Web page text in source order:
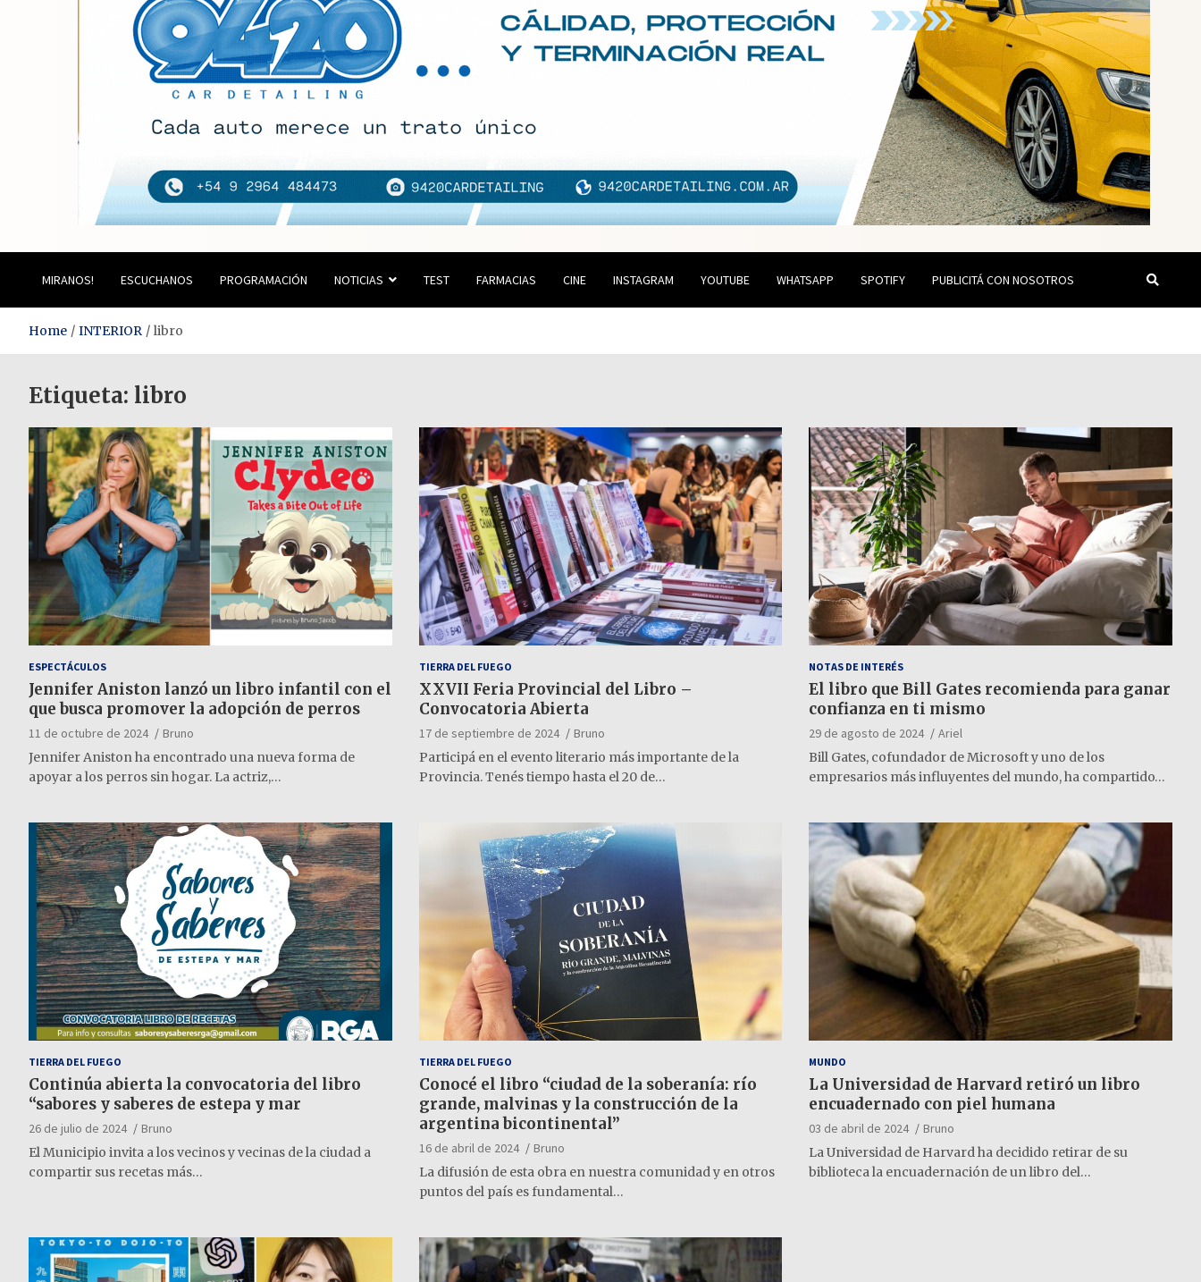
Estación del Siglo
MIRANOS! ESCUCHANOS PROGRAMACIÓN NOTICIAS TEST FARMACIAS CINE INSTAGRAM YOUTUBE WHATSAPP SPOTIFY PUBLICITÁ CON NOSOTROS
Home INTERIOR libro
Etiqueta: libro
ESPECTÁCULOS
Jennifer Aniston lanzó un libro infantil con el
que busca promover la adopción de perros
11 de octubre de 2024
Bruno
Jennifer Aniston ha encontrado una nueva forma de
apoyar a los perros sin hogar. La actriz,…
TIERRA DEL FUEGO
XXVII Feria Provincial del Libro –
Convocatoria Abierta
17 de septiembre de 2024
Bruno
Participá en el evento literario más importante de la
Provincia. Tenés tiempo hasta el 20 de…
NOTAS DE INTERÉS
El libro que Bill Gates recomienda para ganar
confianza en ti mismo
29 de agosto de 2024
Ariel
Bill Gates, cofundador de Microsoft y uno de los
empresarios más influyentes del mundo, ha compartido…
TIERRA DEL FUEGO
Continúa abierta la convocatoria del libro
“sabores y saberes de estepa y mar
26 de julio de 2024
Bruno
El Municipio invita a los vecinos y vecinas de la ciudad a
compartir sus recetas más…
TIERRA DEL FUEGO
Conocé el libro “ciudad de la soberanía: río
grande, malvinas y la construcción de la
argentina bicontinental”
16 de abril de 2024
Bruno
La difusión de esta obra en nuestra comunidad y en otros
puntos del país es fundamental…
MUNDO
La Universidad de Harvard retiró un libro
encuadernado con piel humana
03 de abril de 2024
Bruno
La Universidad de Harvard ha decidido retirar de su
biblioteca la encuadernación de un libro del…